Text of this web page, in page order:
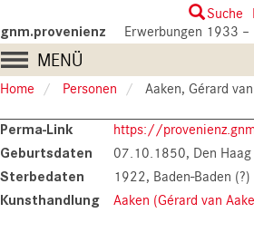
to
main
content
User
Suche
gnm.provenienz Erwerbungen 1933
Main
navigation
MENÜ
Home Personen Aaken, Gérard van
Perma-Link https://
Geburtsdaten 07.10.1850, Den Haag
Sterbedaten 1922, Baden-Baden (?)
Kunsthandlung Aaken (Gérard van